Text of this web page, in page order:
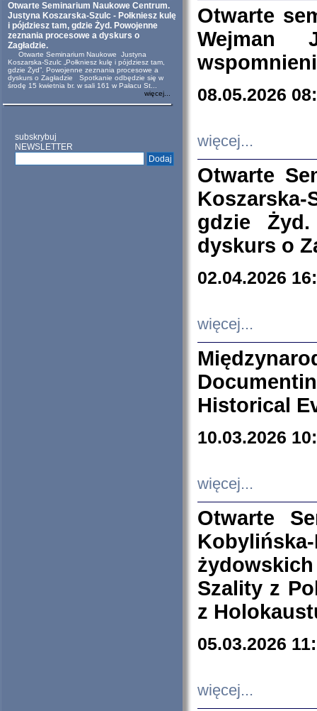
Otwarte Seminarium Naukowe Centrum.
Justyna Koszarska-Szulc - Połkniesz kulę
i pójdziesz tam, gdzie Żyd. Powojenne
zeznania procesowe a dyskurs o
Zagładzie.
Otwarte Seminarium Naukowe Justyna
Koszarska-Szulc „Połkniesz kulę i pójdziesz tam,
gdzie Żyd”. Powojenne zeznania procesowe a
dyskurs o Zagładzie Spotkanie odbędzie się w
środę 15 kwietnia br. w sali 161 w Pałacu St...
więcej...
subskrybuj
NEWSLETTER
Otwarte
Wejman
08.05.2026
więcej...
Otwarte
Koszarska-
gdzie
dyskurs o
02.04.2026
więcej...
Historical
10.03.2026
więcej...
Otwarte
Szality z
z
05.03.2026
więcej...